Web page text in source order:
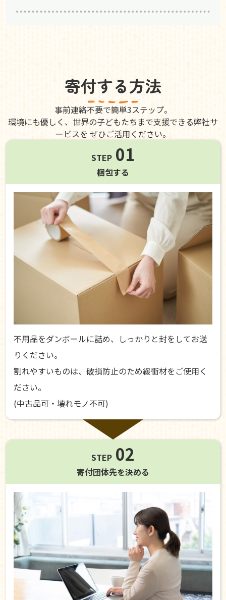
寄付する方法
事前連絡不要で簡単3ステップ。
環境にも優しく、世界の子どもたちまで支援できる弊社サ
ービスを ぜひご活用ください。
STEP 01
梱包する
不用品をダンボールに詰め、しっかりと封をしてお送
りください。
割れやすいものは、破損防止のため緩衝材をご使用く
ださい。
(中古品可・壊れモノ不可)
STEP 02
寄付団体先を決める